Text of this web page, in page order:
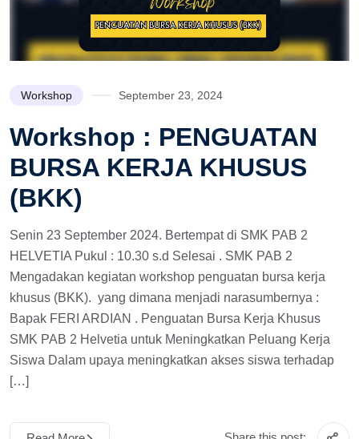
Workshop September 23, 2024
Workshop : PENGUATAN
BURSA KERJA KHUSUS
(BKK)
Senin 23 September 2024. Bertempat di SMK PAB 2
HELVETIA Pukul : 10.30 s.d Selesai . SMK PAB 2
Mengadakan kegiatan workshop penguatan bursa kerja
khusus (BKK). yang dimana menjadi narasumbernya :
Bapak FERI ARDIAN . Penguatan Bursa Kerja Khusus
SMK PAB 2 Helvetia untuk Meningkatkan Peluang Kerja
Siswa Dalam upaya meningkatkan akses siswa terhadap
[…]